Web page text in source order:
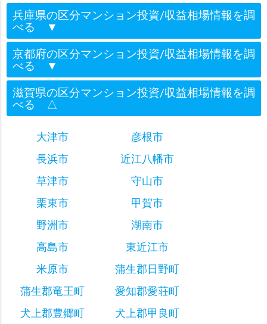
兵庫県の区分マンション投資/収益相場情報を調
べる ▼
京都府の区分マンション投資/収益相場情報を調
べる ▼
滋賀県の区分マンション投資/収益相場情報を調
べる △
大津市
彦根市
長浜市
近江八幡市
草津市
守山市
栗東市
甲賀市
野洲市
湖南市
高島市
東近江市
米原市
蒲生郡日野町
蒲生郡竜王町
愛知郡愛荘町
犬上郡豊郷町
犬上郡甲良町